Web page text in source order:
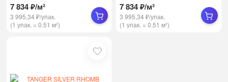
7 834 ₽/м²
3 995,34 ₽/упак.
(1 упак. =0.51 м²)
7 834 ₽/м²
3 995,34 ₽/упак.
(1 упак. =0.51 м²)